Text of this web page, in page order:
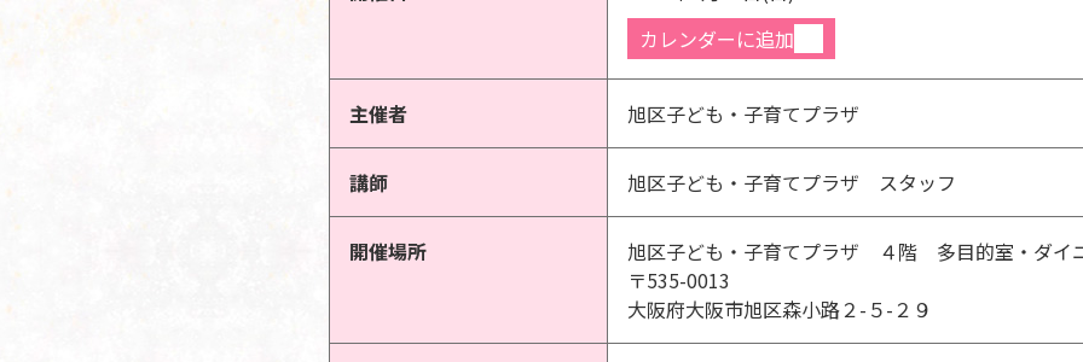
カレンダーに追加
主催者 旭区子ども・子育てプラザ
講師 旭区子ども・子育てプラザ スタッフ
開催場所
旭区子ども・子育てプラザ ４階 多目的室・ダイ
〒535-0013
大阪府大阪市旭区森小路２-５-２９